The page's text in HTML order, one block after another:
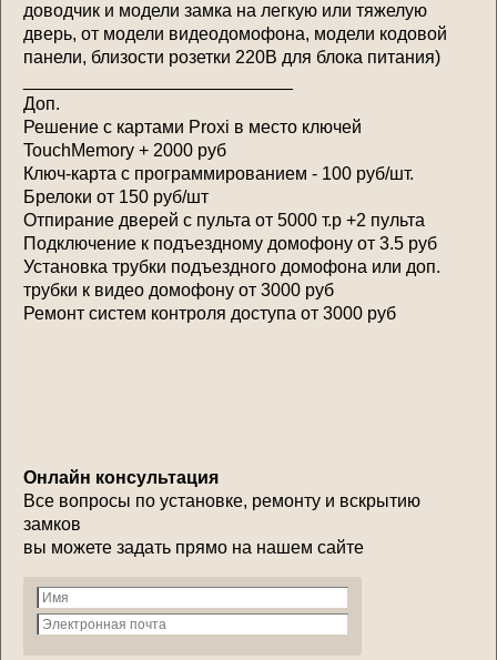
доводчик и модели замка на легкую или тяжелую
дверь, от модели видеодомофона, модели кодовой
панели, близости розетки 220В для блока питания)
Доп.
Решение с картами Proxi в место ключей
TouchMemory + 2000 руб
Ключ-карта с программированием - 100 руб/шт.
Брелоки от 150 руб/шт
Отпирание дверей с пульта от 5000 т.р +2 пульта
Подключение к подъездному домофону от 3.5 руб
Установка трубки подъездного домофона или доп.
трубки к видео домофону от 3000 руб
Ремонт систем контроля доступа от 3000 руб
Онлайн консультация
Все вопросы по установке, ремонту и вскрытию
замков
вы можете задать прямо на нашем сайте